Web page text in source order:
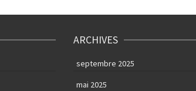
ARCHIVES
septembre 2025
mai 2025